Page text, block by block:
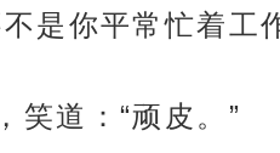
是你平常忙着工
笑道：“顽皮。”